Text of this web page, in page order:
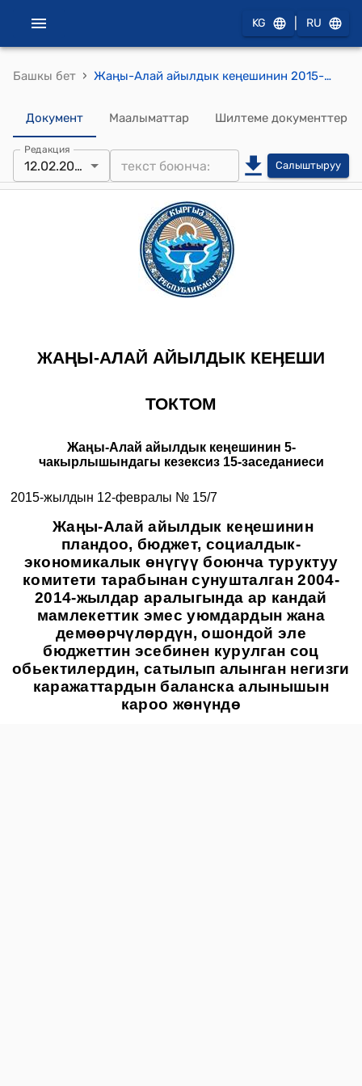
KG RU
Башкы бет › Жаңы-Алай айылдык кеңешинин 2015-жылдын 12-февралындагы № 15/7 "Жаңы-Алай айылдык кеңешинин пландоо, бюджет, социалдык-экономикалык өнүгүү боюнча туруктуу комитети тарабынан сунушталган 2004-2014-жылдар аралыгында ар кандай мамлекеттик эмес уюмдардын жана демөөрчүлөрдүн, ошондой эле бюджеттин эсебинен курулган соц обьектилердин, сатылып алынган негизги каражаттардын баланска алынышын кароо жөнүндө" токтому
Документ Маалыматтар Шилтеме документтер
Редакция
12.02.2015 Салыштыруу